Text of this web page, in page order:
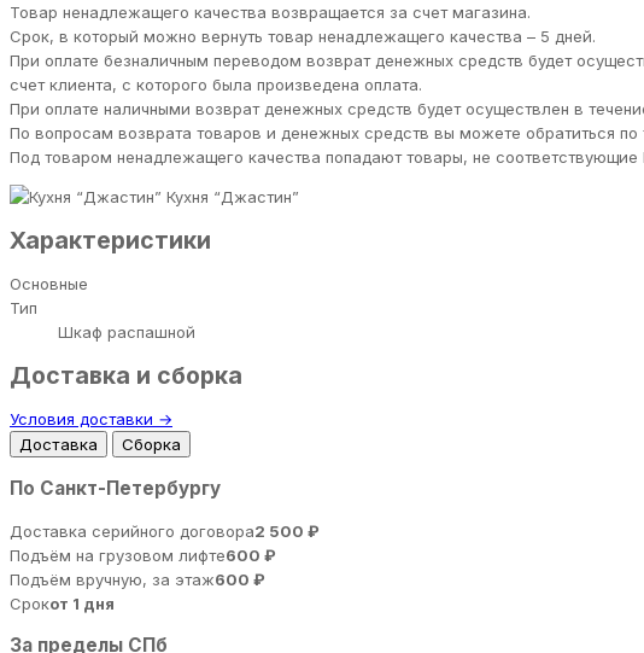
Товар ненадлежащего качества возвращается за счет магазина.
Срок, в который можно вернуть товар ненадлежащего качества – 5 дней.
При оплате безналичным переводом возврат денежных средств будет
счет клиента, с которого была произведена оплата.
При оплате наличными возврат денежных средств будет осуществлен в
По вопросам возврата товаров и денежных средств вы можете обратиться
Под товаром ненадлежащего качества попадают товары, не соответствующие
Кухня “Джастин”
Характеристики
Основные
Тип
Шкаф распашной
Доставка и сборка
Условия доставки →
Доставка
Сборка
По Санкт-Петербургу
Доставка серийного договора2 500 ₽
Подъём на грузовом лифте600 ₽
Подъём вручную, за этаж600 ₽
Срокот 1 дня
За пределы СПб